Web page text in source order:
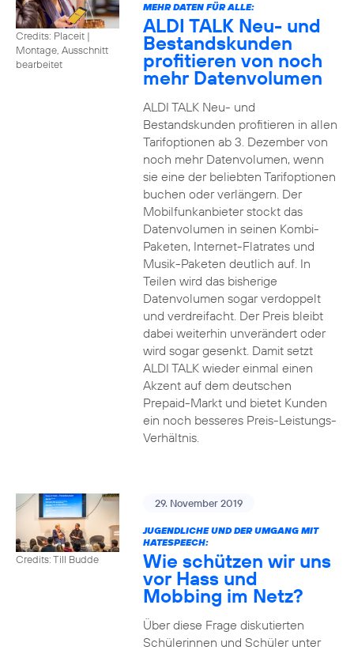
Credits: Placeit |
Montage, Ausschnitt
bearbeitet
MEHR DATEN FÜR ALLE:
ALDI TALK Neu- und
Bestandskunden
profitieren von noch
mehr Datenvolumen
ALDI TALK Neu- und
Bestandskunden profitieren in allen
Tarifoptionen ab 3. Dezember von
noch mehr Datenvolumen, wenn
sie eine der beliebten Tarifoptionen
buchen oder verlängern. Der
Mobilfunkanbieter stockt das
Datenvolumen in seinen Kombi-
Paketen, Internet-Flatrates und
Musik-Paketen deutlich auf. In
Teilen wird das bisherige
Datenvolumen sogar verdoppelt
und verdreifacht. Der Preis bleibt
dabei weiterhin unverändert oder
wird sogar gesenkt. Damit setzt
ALDI TALK wieder einmal einen
Akzent auf dem deutschen
Prepaid-Markt und bietet Kunden
ein noch besseres Preis-Leistungs-
Verhältnis.
Credits: Till Budde
29. November 2019
JUGENDLICHE UND DER UMGANG MIT
HATESPEECH:
Wie schützen wir uns
vor Hass und
Mobbing im Netz?
Über diese Frage diskutierten
Schülerinnen und Schüler unter